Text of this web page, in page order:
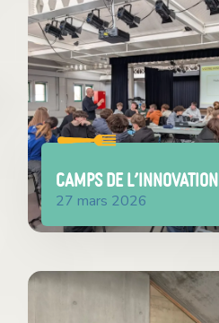
camps de l’innovation
27 mars 2026